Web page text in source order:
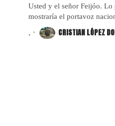
Usted y el señor Feijóo.
mostraría el portavoz
. CRISTIAN LÓPEZ